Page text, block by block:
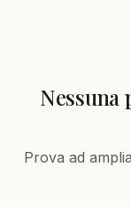
Prova ad